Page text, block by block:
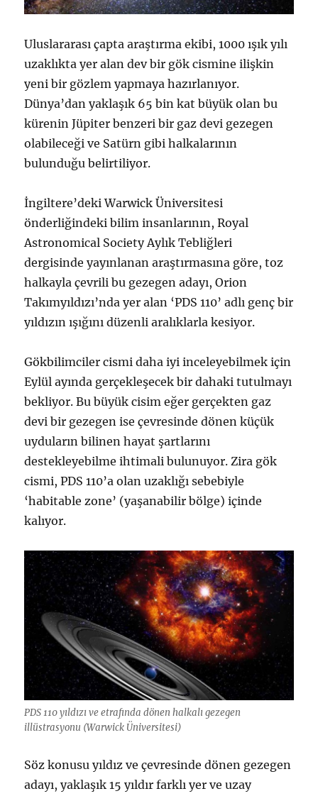
Uluslararası çapta araştırma ekibi, 1000 ışık yılı
uzaklıkta yer alan dev bir gök cismine ilişkin
yeni bir gözlem yapmaya hazırlanıyor.
Dünya’dan yaklaşık 65 bin kat büyük olan bu
kürenin Jüpiter benzeri bir gaz devi gezegen
olabileceği ve Satürn gibi halkalarının
bulunduğu belirtiliyor.
İngiltere’deki Warwick Üniversitesi
önderliğindeki bilim insanlarının, Royal
Astronomical Society Aylık Tebliğleri
dergisinde yayınlanan araştırmasına göre, toz
halkayla çevrili bu gezegen adayı, Orion
Takımyıldızı’nda yer alan ‘PDS 110’ adlı genç bir
yıldızın ışığını düzenli aralıklarla kesiyor.
Gökbilimciler cismi daha iyi inceleyebilmek için
Eylül ayında gerçekleşecek bir dahaki tutulmayı
bekliyor. Bu büyük cisim eğer gerçekten gaz
devi bir gezegen ise çevresinde dönen küçük
uyduların bilinen hayat şartlarını
destekleyebilme ihtimali bulunuyor. Zira gök
cismi, PDS 110’a olan uzaklığı sebebiyle
‘habitable zone’ (yaşanabilir bölge) içinde
kalıyor.
PDS 110 yıldızı ve etrafında dönen halkalı gezegen
illüstrasyonu (Warwick Üniversitesi)
Söz konusu yıldız ve çevresinde dönen gezegen
adayı, yaklaşık 15 yıldır farklı yer ve uzay